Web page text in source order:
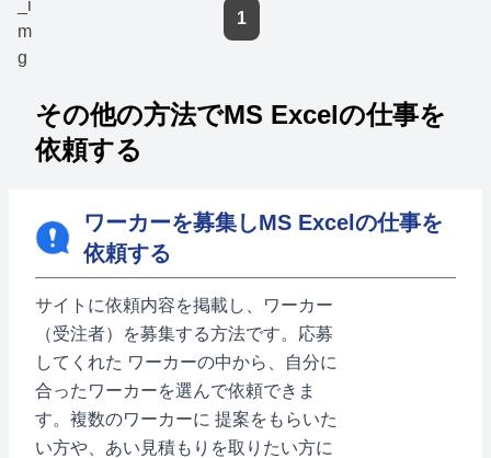
1
その他の方法でMS Excelの仕事を
依頼する
ワーカーを募集しMS Excelの仕事を
依頼する
サイトに依頼内容を掲載し、ワーカー
（受注者）を募集する方法です。応募
してくれた ワーカーの中から、自分に
合ったワーカーを選んで依頼できま
す。複数のワーカーに 提案をもらいた
い方や、あい見積もりを取りたい方に